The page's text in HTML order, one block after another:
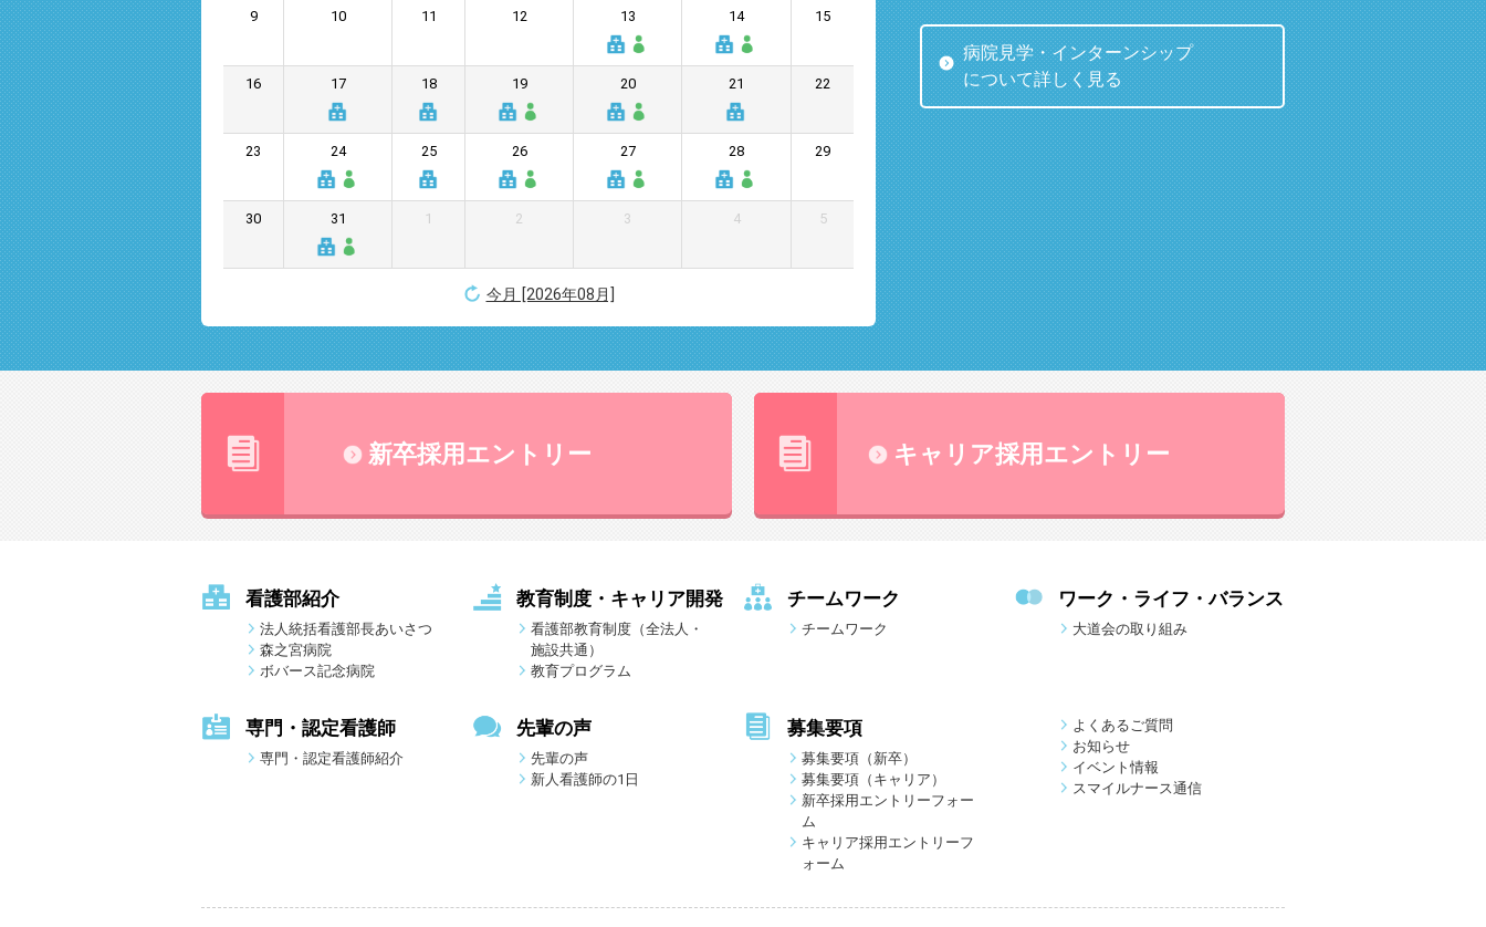
9 10 11 12 13 14 15
16 17 18 19 20 21 22
23 24 25 26 27 28 29
30 31 1 2 3 4 5
今月 [2026年08月]
病院見学・インターンシップ
について詳しく見る
新卒採用エントリー キャリア採用エントリー
看護部紹介
法人統括看護部長あいさつ
森之宮病院
ボバース記念病院
教育制度・キャリア開発
看護部教育制度（全法人・
施設共通）
教育プログラム
チームワーク
チームワーク
ワーク・ライフ・バランス
大道会の取り組み
専門・認定看護師
専門・認定看護師紹介
先輩の声
先輩の声
新人看護師の1日
募集要項
募集要項（新卒）
募集要項（キャリア）
新卒採用エントリーフォー
ム
キャリア採用エントリーフ
ォーム
よくあるご質問
お知らせ
イベント情報
スマイルナース通信